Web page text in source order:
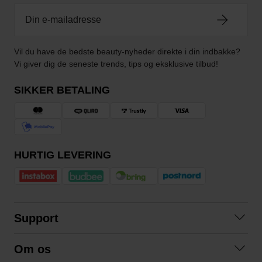
Vil du have de bedste beauty-nyheder direkte i din indbakke?
Vi giver dig de seneste trends, tips og eksklusive tilbud!
SIKKER BETALING
HURTIG LEVERING
Support
Om os